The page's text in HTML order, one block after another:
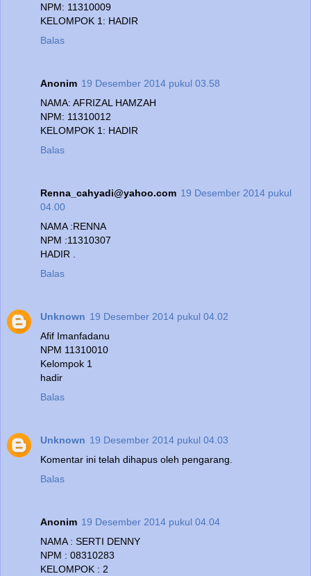
NPM: 11310009
KELOMPOK 1: HADIR
Balas
Anonim 19 Desember 2014 pukul 03.58
NAMA: AFRIZAL HAMZAH
NPM: 11310012
KELOMPOK 1: HADIR
Balas
Renna_cahyadi@yahoo.com 19 Desember 2014 pukul
04.00
NAMA :RENNA
NPM :11310307
HADIR .
Balas
Unknown 19 Desember 2014 pukul 04.02
Afif Imanfadanu
NPM 11310010
Kelompok 1
hadir
Balas
Unknown 19 Desember 2014 pukul 04.03
Komentar ini telah dihapus oleh pengarang.
Balas
Anonim 19 Desember 2014 pukul 04.04
NAMA : SERTI DENNY
NPM : 08310283
KELOMPOK : 2